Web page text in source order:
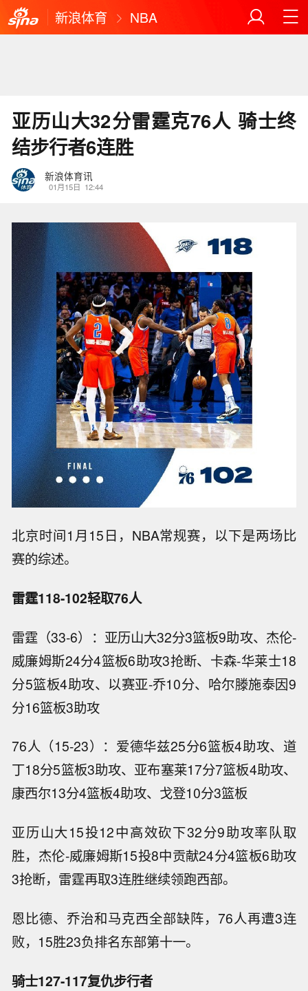
新浪体育 NBA
亚历山大32分雷霆克76人 骑士终
结步行者6连胜
新浪体育讯
01月15日 12:44
北京时间1月15日，NBA常规赛，以下是两场比
赛的综述。
雷霆118-102轻取76人
雷霆（33-6）：亚历山大32分3篮板9助攻、杰伦-
威廉姆斯24分4篮板6助攻3抢断、卡森-华莱士18
分5篮板4助攻、以赛亚-乔10分、哈尔滕施泰因9
分16篮板3助攻
76人（15-23）：爱德华兹25分6篮板4助攻、道
丁18分5篮板3助攻、亚布塞莱17分7篮板4助攻、
康西尔13分4篮板4助攻、戈登10分3篮板
亚历山大15投12中高效砍下32分9助攻率队取
胜，杰伦-威廉姆斯15投8中贡献24分4篮板6助攻
3抢断，雷霆再取3连胜继续领跑西部。
恩比德、乔治和马克西全部缺阵，76人再遭3连
败，15胜23负排名东部第十一。
骑士127-117复仇步行者